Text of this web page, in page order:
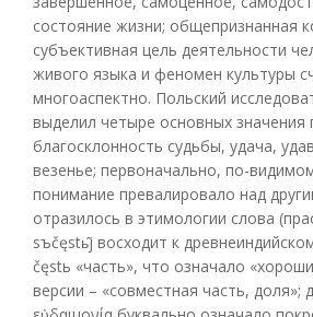
состояние жизни; общепризнанная
субъективная цель деятельности
живого языка и феномен культуры
многоаспектно. Польский
выделил четыре основных значения
благосклонность судьбы, удача,
везенье; первоначально, по-
понимание превалировало над
отразилось в этимологии слова
sъčęstь̂j восходит к
čęstь «часть», что означало
версии – «совместная часть, доля»;